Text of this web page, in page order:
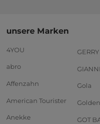
unsere Marken
4YOU
abro
Affenzahn
American Tourister
Anekke
Gola
GOT